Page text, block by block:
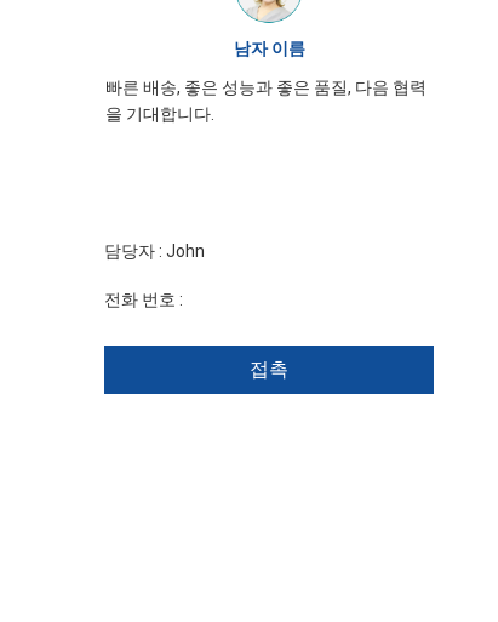
하고, 서비스 열정이 있고, 다시 올 필요가 있
습니다.
담당자 : John
전화 번호 :
접촉